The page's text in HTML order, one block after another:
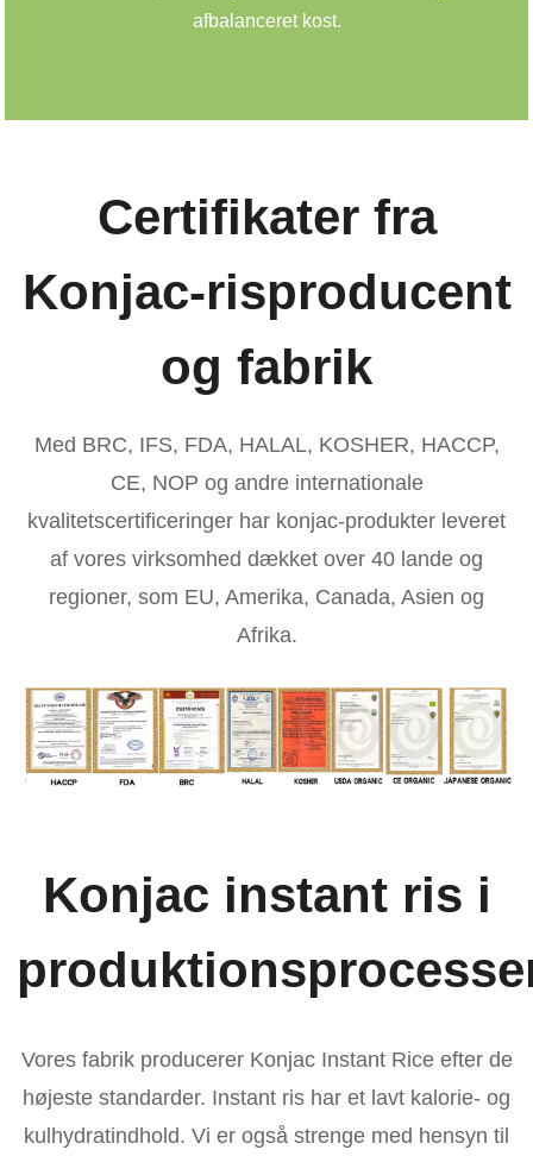
afbalanceret kost.
Certifikater fra
Konjac-risproducent
og fabrik
Med BRC, IFS, FDA, HALAL, KOSHER, HACCP,
CE, NOP og andre internationale
kvalitetscertificeringer har konjac-produkter leveret
af vores virksomhed dækket over 40 lande og
regioner, som EU, Amerika, Canada, Asien og
Afrika.
Konjac instant ris i
Vores fabrik producerer Konjac Instant Rice efter de
højeste standarder. Instant ris har et lavt kalorie- og
kulhydratindhold. Vi er også strenge med hensyn til